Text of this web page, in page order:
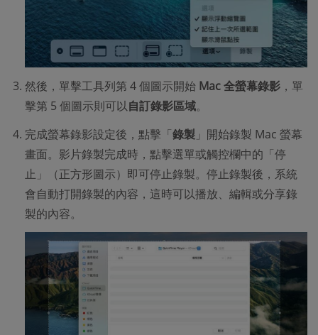
然後，單擊工具列第 4 個圖示開始 Mac 全螢幕錄影 ，單
擊第 5 個圖示則可以自訂錄影區域。
完成螢幕錄影設定後，點擊「錄製 」開始錄製 Mac 螢幕
畫面。影片錄製完成時，點擊選單或觸控欄中的「停
止」（正方形圖示）即可停止錄製。停止錄製後，系統
會自動打開錄製的內容，這時可以播放、編輯或分享錄
製的內容。